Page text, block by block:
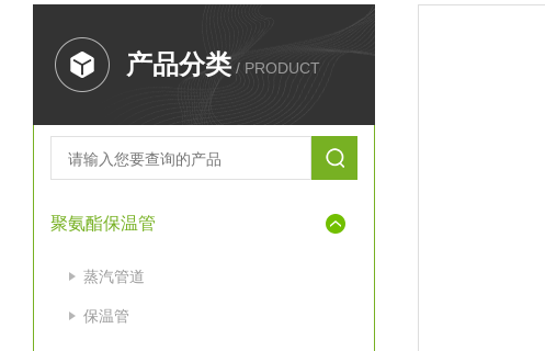
产品分类 / PRODUCT
聚氨酯保温管
蒸汽管道
保温管